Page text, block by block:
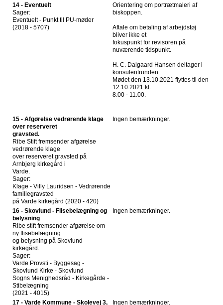
14 - Eventuelt
Sager:
Eventuelt - Punkt til PU-møder
(2018 - 5707)
Orientering om portrætmaleri af
biskoppen.
Aftale om betaling af arbejdstøj
bliver ikke et
fokuspunkt for revisoren på
nuværende tidspunkt.
H. C. Dalgaard Hansen deltager i
konsulentrunden.
Mødet den 13.10.2021 flyttes til den
12.10.2021 kl.
8.00 - 11.00.
15 - Afgørelse vedrørende klage
over reserveret
gravsted.
Ribe Stift fremsender afgørelse
vedrørende klage
over reserveret gravsted på
Arnbjerg kirkegård i
Varde.
Sager:
Klage - Villy Lauridsen - Vedrørende
familiegravsted
på Varde kirkegård (2020 - 420)
Ingen bemærkninger.
16 - Skovlund - Flisebelægning og
belysning
Ribe stift fremsender afgørelse om
ny flisebelægning
og belysning på Skovlund
kirkegård.
Sager:
Varde Provsti - Byggesag -
Skovlund Kirke - Skovlund
Sogns Menighedsråd - Kirkegårde -
Stibelægning
(2021 - 4015)
Ingen bemærkninger.
17 - Varde Kommune - Skolevej 3,
Ingen bemærkninger.